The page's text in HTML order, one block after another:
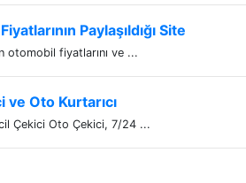
Paylaşıldığı Site
otomobil fiyatlarını ve ...
ve Oto Kurtarıcı
Çekici Oto Çekici, 7/24 ...